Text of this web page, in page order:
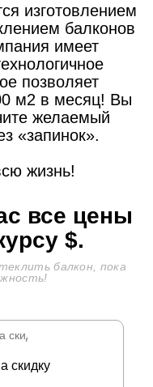
изготовлением
балконов
имеет
позволяет
м2 в месяц! Вы
желаемый
«запинок».
жизнь!
все цены
$.
балкон, пока